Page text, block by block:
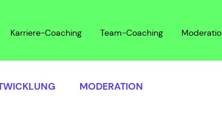
Karriere-Coaching Team-Coaching
MODERATION